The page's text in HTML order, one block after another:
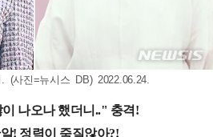
(사진=뉴시스 DB) 2022.06.24.